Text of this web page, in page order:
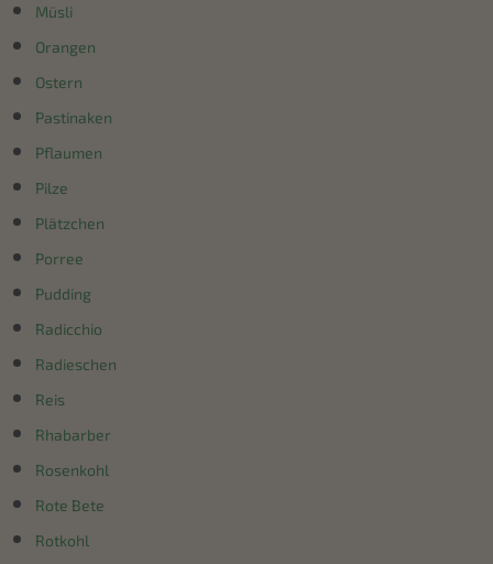
Müsli
Orangen
Ostern
Pastinaken
Pflaumen
Pilze
Plätzchen
Porree
Pudding
Radicchio
Radieschen
Reis
Rhabarber
Rosenkohl
Rote Bete
Rotkohl